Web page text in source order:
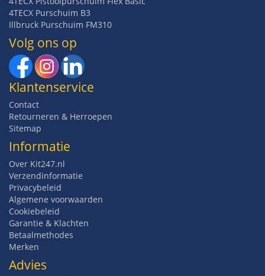
4TECX Purschuim B3
Illbruck Purschuim FM310
Volg ons op
Klantenservice
Contact
Retourneren & Herroepen
Sitemap
Informatie
Over Kit247.nl
Verzendinformatie
Privacybeleid
Algemene voorwaarden
Cookiebeleid
Garantie & Klachten
Betaalmethodes
Merken
Advies